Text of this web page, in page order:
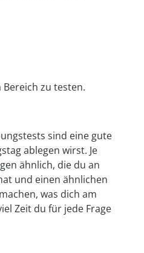
zu testen.
sind eine gute
ablegen wirst. Je
ähnlich, die du an
und einen ähnlichen
was dich am
Zeit du für jede Frage